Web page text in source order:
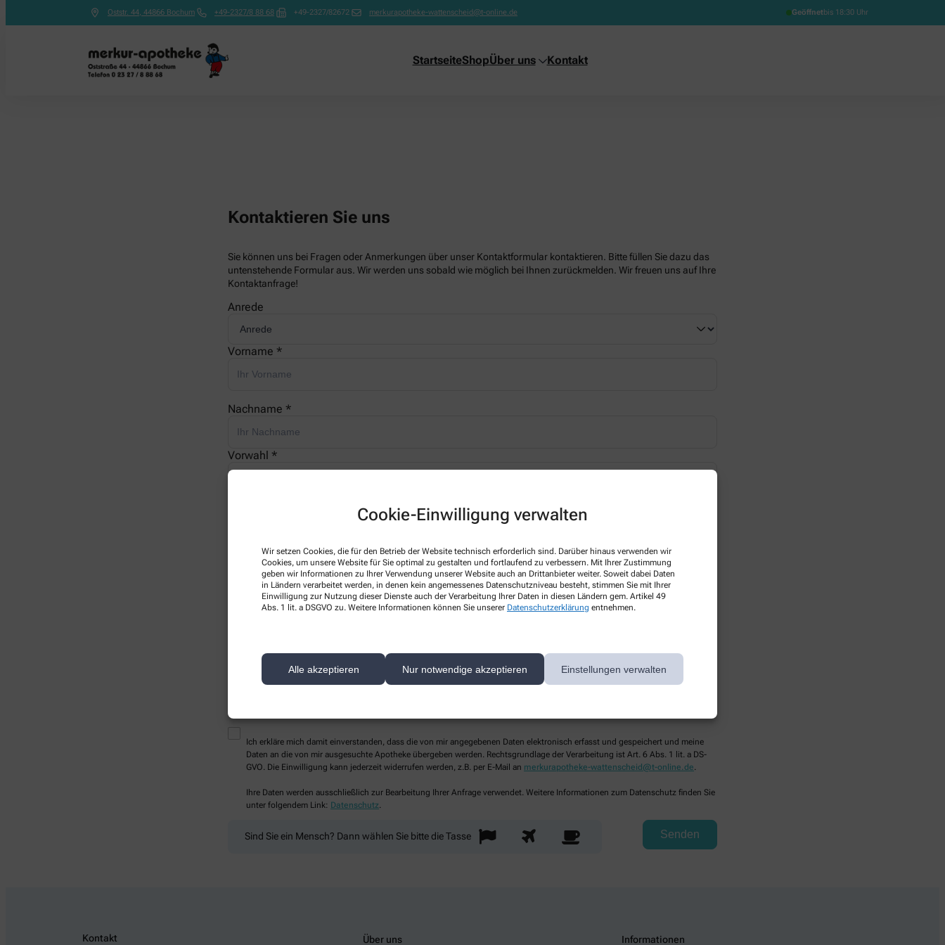
Cookie-Einwilligung verwalten
Wir setzen Cookies, die für den Betrieb der Website technisch erforderlich sind. Darüber hinaus verwenden wir
Cookies, um unsere Website für Sie optimal zu gestalten und fortlaufend zu verbessern. Mit Ihrer Zustimmung
geben wir Informationen zu Ihrer Verwendung unserer Website auch an Drittanbieter weiter. Soweit dabei Daten
in Ländern verarbeitet werden, in denen kein angemessenes Datenschutzniveau besteht, stimmen Sie mit Ihrer
Einwilligung zur Nutzung dieser Dienste auch der Verarbeitung Ihrer Daten in diesen Ländern gem. Artikel 49
Abs. 1 lit. a DSGVO zu. Weitere Informationen können Sie unserer Datenschutzerklärung entnehmen.
Alle akzeptieren Nur notwendige akzeptieren Einstellungen verwalten
Oststr. 44, 44866 Bochum +49-2327/8 88 68 +49-2327/82672 merkurapotheke-wattenscheid@t-online.de Geöffnetbis 18:30 Uhr
StartseiteShopÜber uns Kontakt
Kontaktieren Sie uns
Sie können uns bei Fragen oder Anmerkungen über unser Kontaktformular kontaktieren. Bitte füllen Sie dazu das
untenstehende Formular aus. Wir werden uns sobald wie möglich bei Ihnen zurückmelden. Wir freuen uns auf Ihre
Kontaktanfrage!
Anrede
Vorname *
Nachname *
Vorwahl *
E-Mail *
Ihre Nachricht *
* Bitte füllen Sie die Pflichtfelder aus
Ich erkläre mich damit einverstanden, dass die von mir angegebenen Daten elektronisch erfasst und gespeichert und meine
Daten an die von mir ausgesuchte Apotheke übergeben werden. Rechtsgrundlage der Verarbeitung ist Art. 6 Abs. 1 lit. a DS-
GVO. Die Einwilligung kann jederzeit widerrufen werden, z.B. per E-Mail an merkurapotheke-wattenscheid@t-online.de.
Ihre Daten werden ausschließlich zur Bearbeitung Ihrer Anfrage verwendet. Weitere Informationen zum Datenschutz finden Sie
unter folgendem Link: Datenschutz.
Sind Sie ein Mensch? Dann wählen Sie bittedie Tasse
Kontakt Über uns Informationen